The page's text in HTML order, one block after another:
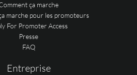
ça marche
marche pour les promoteurs
For Promoter Access
Presse
FAQ
Entreprise